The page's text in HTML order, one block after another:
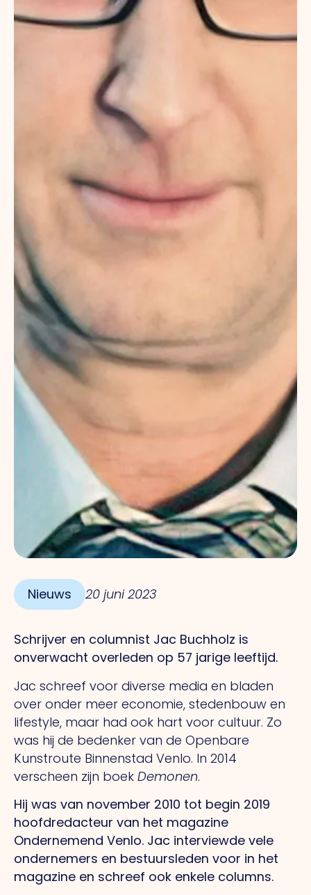
Nieuws 20 juni 2023
Schrijver en columnist Jac Buchholz is
onverwacht overleden op 57 jarige leeftijd.
Jac schreef voor diverse media en bladen
over onder meer economie, stedenbouw en
lifestyle, maar had ook hart voor cultuur. Zo
was hij de bedenker van de Openbare
Kunstroute Binnenstad Venlo. In 2014
verscheen zijn boek Demonen.
Hij was van november 2010 tot begin 2019
hoofdredacteur van het magazine
Ondernemend Venlo. Jac interviewde vele
ondernemers en bestuursleden voor in het
magazine en schreef ook enkele columns.